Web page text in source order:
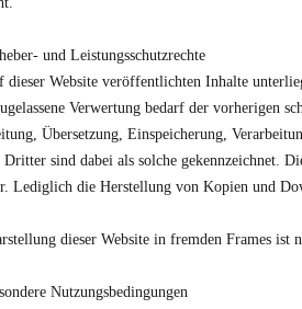
und Leistungsschutzrechte
dieser Website veröffentlichten Inhalte
Verwertung bedarf der vorherigen
Übersetzung, Einspeicherung,
Dritter sind dabei als solche gekennzeichnet.
Lediglich die Herstellung von Kopien und
dieser Website in fremden Frames
Nutzungsbedingungen